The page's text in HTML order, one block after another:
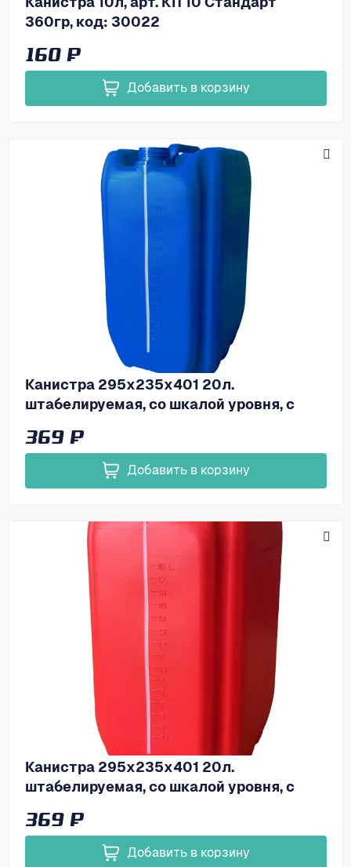
360гр, код: 30022
160 ₽
Добавить в корзину
Канистра 295х235х401 20л.
штабелируемая, со шкалой уровня, с
369 ₽
Добавить в корзину
Канистра 295х235х401 20л.
штабелируемая, со шкалой уровня, с
369 ₽
Добавить в корзину